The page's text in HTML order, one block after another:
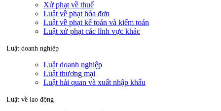
Xử phạt về thuế
Luật về phạt hóa đơn
Luật về phạt kế toán và kiểm toán
Luật xử phạt các lĩnh vực khác
Luật doanh nghiệp
Luật doanh nghiệp
Luật thương mại
Luật hải quan và xuất nhập khẩu
Luật về lao động